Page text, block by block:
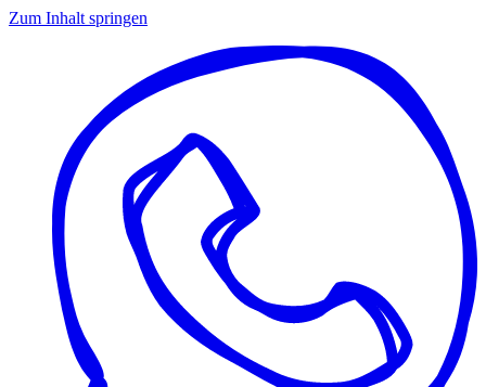
Zum Inhalt springen